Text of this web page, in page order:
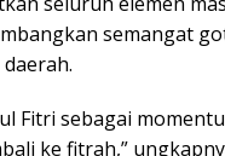
semangat
Fitri sebagai
ke fitrah,”